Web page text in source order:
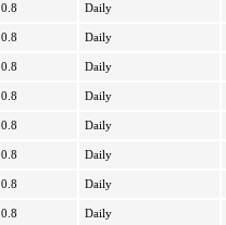
0.8 Daily
0.8 Daily
0.8 Daily
0.8 Daily
0.8 Daily
0.8 Daily
0.8 Daily
0.8 Daily